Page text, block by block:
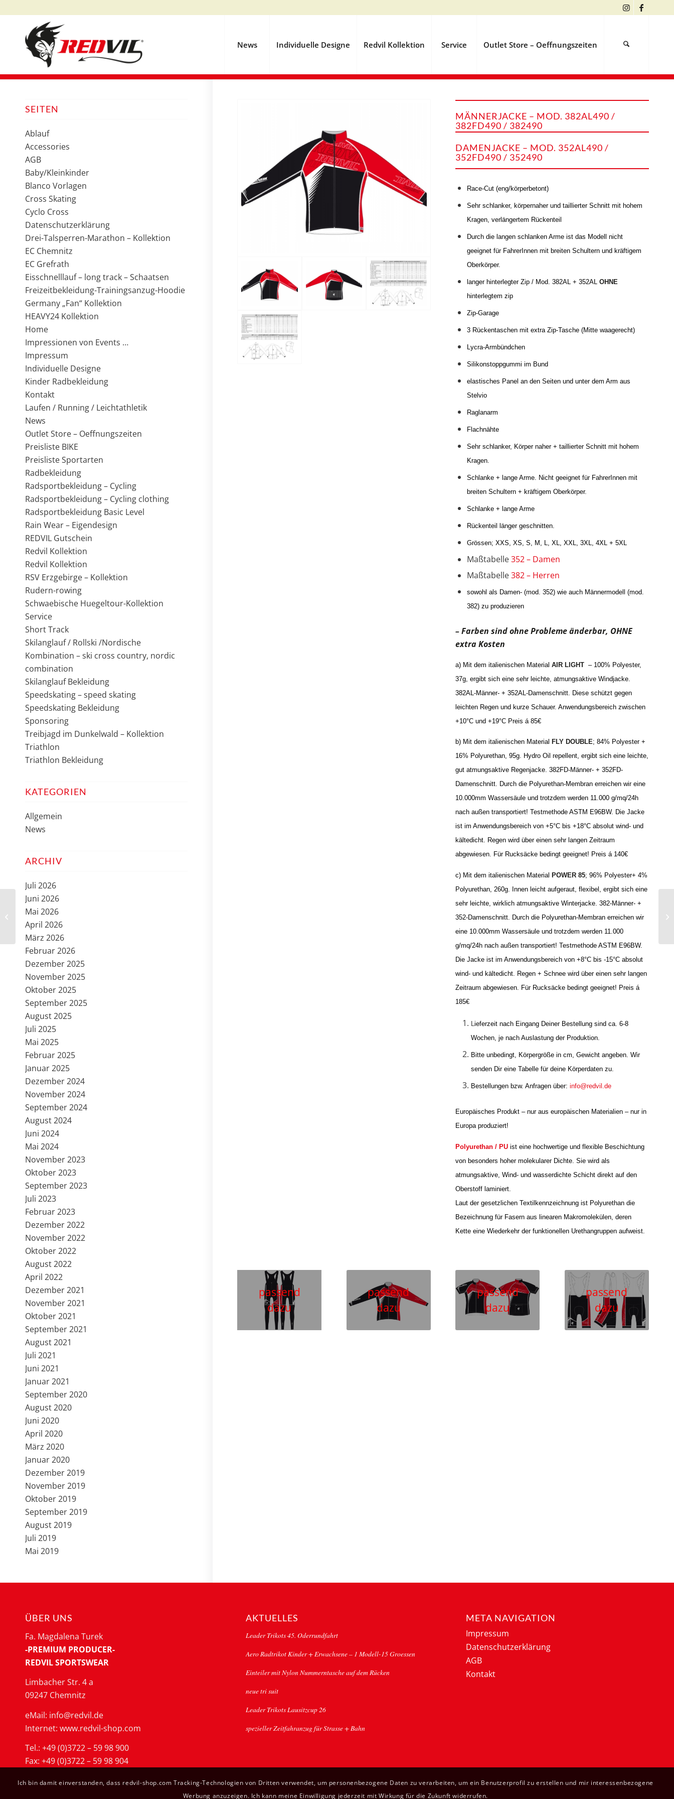
News Individuelle Designe Redvil Kollektion Service Outlet Store – Oeffnungszeiten
MÄNNERJACKE – MOD. 382AL490 /
382FD490 / 382490
DAMENJACKE – MOD. 352AL490 /
352FD490 / 352490
Race-Cut (eng/körperbetont)
Sehr schlanker, körpernaher und taillierter Schnitt mit hohem
Kragen, verlängertem Rückenteil
Durch die langen schlanken Arme ist das Modell nicht
geeignet für FahrerInnen mit breiten Schultern und kräftigem
Oberkörper.
langer hinterlegter Zip/ Mod. 382AL + 352ALOHNE
hinterlegtem zip
Zip-Garage
3 Rückentaschen mitextra Zip-Tasche (Mitte waagerecht)
Lycra-Armbündchen
Silikonstoppgummi im Bund
elastisches Panel an den Seiten und unter dem Arm aus
Stelvio
Raglanarm
Flachnähte
Sehr schlanker, Körper naher + taillierter Schnitt mit hohem
Kragen.
Schlanke + lange Arme. Nicht geeignet für FahrerInnen mit
breiten Schultern + kräftigem Oberkörper.
Schlanke + lange Arme
Rückenteil länger geschnitten.
Grössen; XXS, XS, S, M, L, XL, XXL, 3XL, 4XL + 5XL
Maßtabelle352 – Damen
Maßtabelle382 – Herren
sowohl als Damen- (mod. 352) wie auch Männermodell (mod.
382) zu produzieren
– Farben sind ohne Probleme änderbar, OHNE
extra Kosten
a) Mit dem italienischen MaterialAIR LIGHT – 100% Polyester,
37g,ergibt sich eine sehr leichte, atmungsaktive Windjacke.
382AL-Männer- + 352AL-Damenschnitt. Diese schützt gegen
leichten Regen und kurze Schauer. Anwendungsbereich zwischen
+10°C und +19°C Preis á 85€
b) Mit dem italienischen Material FLY DOUBLE; 84% Polyester +
16% Polyurethan, 95g. Hydro Oil repellent, ergibt sich eine leichte,
gut atmungsaktive Regenjacke. 382FD-Männer- + 352FD-
Damenschnitt. Durch die Polyurethan-Membran erreichen wir eine
10.000mm Wassersäule und trotzdem werden 11.000 g/mq/24h
nach außen transportiert! Testmethode ASTM E96BW. Die Jacke
ist im Anwendungsbereich von +5°C bis +18°C absolut wind- und
kältedicht. Regen wird über einen sehr langen Zeitraum
abgewiesen. Für Rucksäcke bedingt geeignet! Preis á 140€
c) Mit dem italienischen Material POWER 85;96% Polyester+ 4%
Polyurethan , 260g. Innen leicht aufgeraut, flexibel
, ergibt sich eine
sehr leichte, wirklich atmungsaktive Winterjacke. 382-Männer- +
352-Damenschnitt. Durch die Polyurethan-Membran erreichen wir
eine 10.000mm Wassersäule und trotzdem werden 11.000
g/mq/24h nach außen transportiert! Testmethode ASTM E96BW.
Die Jacke ist im Anwendungsbereich von +8°C bis -15°C absolut
wind- und kältedicht. Regen + Schnee wird über einen sehr langen
Zeitraum abgewiesen. Für Rucksäcke bedingt geeignet! Preis á
185€
Lieferzeit nach Eingang Deiner Bestellung sind ca. 6-8
Wochen, je nach Auslastung der Produktion.
Bitte unbedingt, Körpergröße in cm, Gewicht angeben. Wir
senden Dir eine Tabelle für deine Körperdaten zu.
Bestellungen bzw. Anfragen über:info@redvil.de
Europäisches Produkt – nur aus europäischen Materialien – nur in
Europa produziert!
Polyurethan / PUist eine hochwertige und flexible Beschichtung
von besonders hoher molekularer Dichte. Sie wird als
atmungsaktive, Wind- und wasserdichte Schicht direkt auf den
Oberstoff laminiert.
Laut der gesetzlichen Textilkennzeichnung ist Polyurethan die
Bezeichnung für Fasern aus linearen Makromolekülen, deren
Kette eine Wiederkehr der funktionellen Urethangruppen aufweist.
passend
dazu
passend
dazu
passend
dazu
passend
dazu
SEITEN
Ablauf
Accessories
AGB
Baby/Kleinkinder
Blanco Vorlagen
Cross Skating
Cyclo Cross
Datenschutzerklärung
Drei-Talsperren-Marathon – Kollektion
EC Chemnitz
EC Grefrath
Eisschnelllauf – long track – Schaatsen
Freizeitbekleidung-Trainingsanzug-Hoodie
Germany „Fan“ Kollektion
HEAVY24 Kollektion
Home
Impressionen von Events …
Impressum
Individuelle Designe
Kinder Radbekleidung
Kontakt
Laufen / Running / Leichtathletik
News
Outlet Store – Oeffnungszeiten
Preisliste BIKE
Preisliste Sportarten
Radbekleidung
Radsportbekleidung – Cycling
Radsportbekleidung – Cycling clothing
Radsportbekleidung Basic Level
Rain Wear – Eigendesign
REDVIL Gutschein
Redvil Kollektion
Redvil Kollektion
RSV Erzgebirge – Kollektion
Rudern-rowing
Schwaebische Huegeltour-Kollektion
Service
Short Track
Skilanglauf / Rollski /Nordische
Kombination – ski cross country, nordic
combination
Skilanglauf Bekleidung
Speedskating – speed skating
Speedskating Bekleidung
Sponsoring
Treibjagd im Dunkelwald – Kollektion
Triathlon
Triathlon Bekleidung
KATEGORIEN
Allgemein
News
ARCHIV
Juli 2026
Juni 2026
Mai 2026
April 2026
März 2026
Februar 2026
Dezember 2025
November 2025
Oktober 2025
September 2025
August 2025
Juli 2025
Mai 2025
Februar 2025
Januar 2025
Dezember 2024
November 2024
September 2024
August 2024
Juni 2024
Mai 2024
November 2023
Oktober 2023
September 2023
Juli 2023
Februar 2023
Dezember 2022
November 2022
Oktober 2022
August 2022
April 2022
Dezember 2021
November 2021
Oktober 2021
September 2021
August 2021
Juli 2021
Juni 2021
Januar 2021
September 2020
August 2020
Juni 2020
April 2020
März 2020
Januar 2020
Dezember 2019
November 2019
Oktober 2019
September 2019
August 2019
Juli 2019
Mai 2019
ÜBER UNS
Fa. Magdalena Turek
-PREMIUM PRODUCER-
REDVIL SPORTSWEAR
Limbacher Str. 4 a
09247 Chemnitz
eMail: info@redvil.de
Internet: www.redvil-shop.com
Tel.: +49 (0)3722 – 59 98 900
Fax: +49 (0)3722 – 59 98 904
AKTUELLES
Leader Trikots 45. Oderrundfahrt
Aero Radtrikot Kinder + Erwachsene – 1 Modell-15 Groessen
Einteiler mit Nylon Nummerntasche auf dem Rücken
neue tri suit
Leader Trikots Lausitzcup 26
spezieller Zeitfahranzug für Strasse + Bahn
META NAVIGATION
Impressum
Datenschutzerklärung
AGB
Kontakt
Langarm Radtrikot
181L490 + 183L490
Ich bin damit einverstanden, dass redvil-shop.com Tracking-Technologien von Dritten verwendet, um personenbezogene Daten zu verarbeiten, um ein Benutzerprofil zu erstellen und mir interessenbezogene
Werbung anzuzeigen. Ich kann meine Einwilligung jederzeit mit Wirkung für die Zukunft widerrufen.